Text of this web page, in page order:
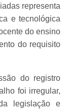
representa
e tecnológica
do ensino
do requisito
do registro
foi irregular,
legislação e